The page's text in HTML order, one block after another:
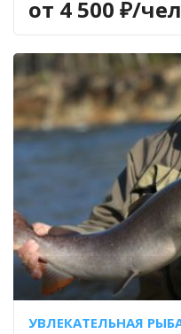
от 4 500 ₽/чел
УВЛЕКАТЕЛЬНАЯ